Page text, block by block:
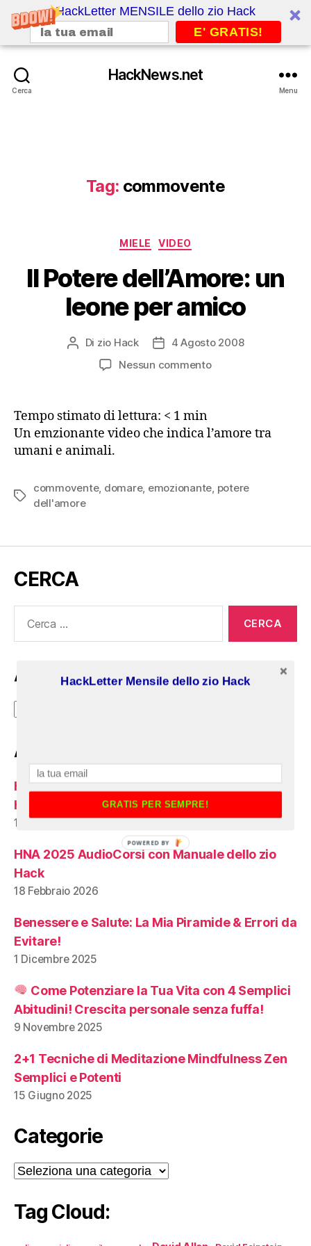
HackLetter MENSILE dello zio Hack
E' GRATIS!
Cerca
HackNews.net
Menu
Tag: commovente
Categorie
MIELE VIDEO
Il Potere dell’Amore: un
leone per amico
Autore
articolo
Di zio Hack
Data4 Agosto 2008
Nessun commentosu
leone
Tempo stimato di lettura: < 1 min
Un emzionante video che indica l’amore tra
umani e animali.
Tag
commovente, domare, emozionante potere
dell'amore
CERCA
Archivi
Articoli recenti:
HNA 2024 AudioCorsi con Manuale dello zio
Hack
18 Marzo 2026
HNA 2025 AudioCorsi con Manuale dello zio
Hack
18 Febbraio 2026
Benessere e Salute: La Mia Piramide & Errori da
Evitare!
1 Dicembre 2025
Come Potenziare la Tua Vita con 4 Semplici
Abitudini! Crescita personale senza fuffa!
9 Novembre 2025
2+1 Tecniche di Meditazione Mindfulness Zen
Semplici e Potenti
15 Giugno 2025
Categorie
Categorie
Tag Cloud:
HackLetter Mensile dello zio Hack
GRATIS PER SEMPRE!
POWERED BY